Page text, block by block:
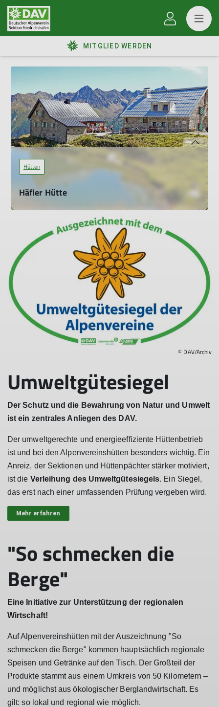
MITGLIED WERDEN
Hütten
Häfler Hütte
Unsere Hütte im Verwall
Die Häfler Hütte liegt im Verwall und ist eine
Alpenvereinshütte der Kategorie I. Die Hütte liegt auf der
Muttenalpe oberhalb von Galtür und Ischgl, in Mitten
herrlicher Blumenwiesen. Sie ist auch für Familien gut
geeignet. Von der Hütte aus hat man eine eindrucksvolle
Aussicht auf die Verwallgipfel und auf das
gegenüberliegende Alpenpanorama der östlichen 3000er
Friedrichshafener Hütte
mehr erfahren
© DAV/Archiv
Umweltgütesiegel
Der Schutz und die Bewahrung von Natur und Umwelt
ist ein zentrales Anliegen des DAV.
Der umweltgerechte und energieeffiziente Hüttenbetrieb
ist und bei den Alpenvereinshütten besonders wichtig. Ein
Anreiz, der Sektionen und Hüttenpächter stärker motiviert,
ist die Verleihung des Umweltgütesiegels. Ein Siegel,
das erst nach einer umfassenden Prüfung vergeben wird.
Mehr erfahren
"So schmecken die
Berge"
Eine Initiative zur Unterstützung der regionalen
Wirtschaft!
Auf Alpenvereinshütten mit der Auszeichnung "So
schmecken die Berge" kommen hauptsächlich regionale
Speisen und Getränke auf den Tisch. Der Großteil der
Produkte stammt aus einem Umkreis von 50 Kilometern –
und möglichst aus ökologischer Berglandwirtschaft. Es
gilt: so lokal und regional wie möglich.